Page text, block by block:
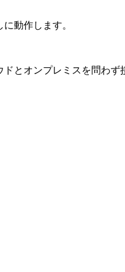
動作します。
とオンプレミスを問わず